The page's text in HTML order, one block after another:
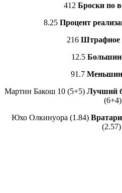
412 Броски по
8.25Процент
216Штрафное
12.5
91.7
Мартин Бакош 10 (5+5) Лучший
(6+4)
Юхо Олкинуора (1.84)
(2.57)